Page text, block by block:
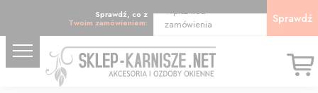
Sprawdź, co z
Twoim zamówieniem:
Wpisz kod
zamówienia
Sprawdź